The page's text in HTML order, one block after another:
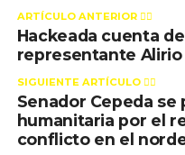
ARTÍCULO ANTERIOR 👉🏻
Hackeada cuenta
representante Alirio
SIGUIENTE ARTÍCULO 👈🏻
Senador Cepeda
humanitaria por el
conflicto en el